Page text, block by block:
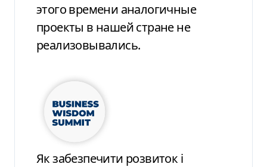
этого времени аналогичные
проекты в нашей стране не
реализовывались.
Як забезпечити розвиток і